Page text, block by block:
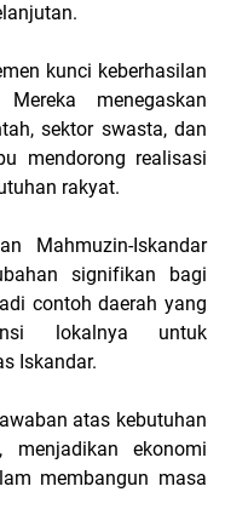
kunci keberhasilan
menegaskan
sektor swasta, dan
mendorong realisasi
rakyat.
Mahmuzin-Iskandar
signifikan bagi
contoh daerah yang
lokalnya untuk
Iskandar.
atas kebutuhan
menjadikan ekonomi
membangun masa